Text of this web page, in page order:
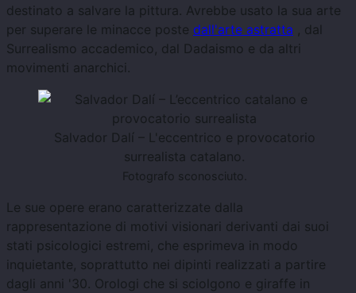
destinato a salvare la pittura. Avrebbe usato la sua arte
per superare le minacce poste dall'arte astratta , dal
Surrealismo accademico, dal Dadaismo e da altri
movimenti anarchici.
Salvador Dalí – L'eccentrico e provocatorio
surrealista catalano.
Fotografo sconosciuto.
Le sue opere erano caratterizzate dalla
rappresentazione di motivi visionari derivanti dai suoi
stati psicologici estremi, che esprimeva in modo
inquietante, soprattutto nei dipinti realizzati a partire
dagli anni '30. Orologi che si sciolgono e giraffe in